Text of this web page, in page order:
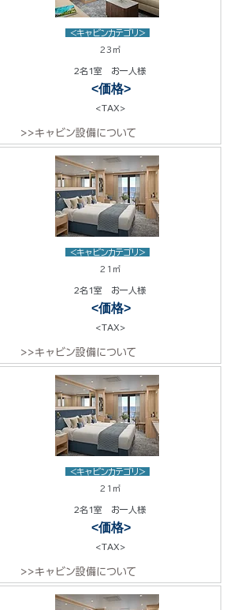
<キャビンカテゴリ>
23㎡
2名1室 お一人様
<価格>
<TAX>
>>キャビン設備について
<キャビンカテゴリ>
21㎡
2名1室 お一人様
<価格>
<TAX>
>>キャビン設備について
<キャビンカテゴリ>
21㎡
2名1室 お一人様
<価格>
<TAX>
>>キャビン設備について